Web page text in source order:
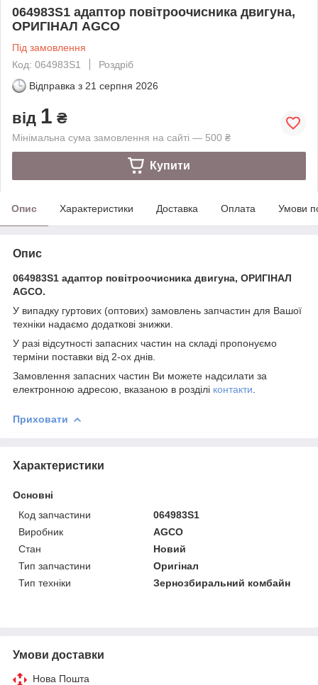
064983S1 адаптор повітроочисника двигуна,
ОРИГІНАЛ AGCO
Під замовлення
Код: 064983S1
Роздріб
Відправка з 21 серпня 2026
від 1 ₴
Мінімальна сума замовлення на сайті — 500 ₴
Купити
Опис Характеристики Доставка Оплата Умови
Опис
064983S1 адаптор повітроочисника двигуна, ОРИГІНАЛ
AGCO.
У випадку гуртових (оптових) замовлень запчастин для Вашої
техніки надаємо додаткові знижки.
У разі відсутності запасних частин на складі пропонуємо
терміни поставки від 2-ох днів.
Замовлення запасних частин Ви можете надсилати за
електронною адресою, вказаною в розділі контакти
Приховати
Характеристики
Основні
Код запчастини
064983S1
Виробник
AGCO
Стан
Новий
Тип запчастини
Оригінал
Тип техніки
Зернозбиральний комбайн
Умови доставки
Нова Пошта